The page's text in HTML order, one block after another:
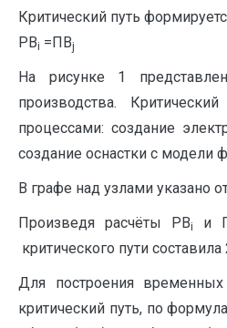
Критический путь
РВi =ПВj
На рисунке 1
производства.
процессами: создание
создание оснастки с модели
В графе над узлами указано
Произведя расчёты РВi и
критического пути составила
Для построения
критический путь, по